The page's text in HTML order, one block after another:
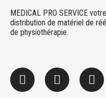
MEDICAL PRO SERVICE
distribution de matériel de
de physiothérapie.